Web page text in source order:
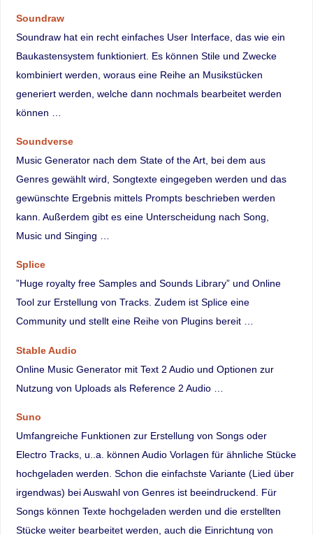
Soundraw
Soundraw hat ein recht einfaches User Interface, das wie ein
Baukastensystem funktioniert. Es können Stile und Zwecke
kombiniert werden, woraus eine Reihe an Musikstücken
generiert werden, welche dann nochmals bearbeitet werden
können …
Soundverse
Music Generator nach dem State of the Art, bei dem aus
Genres gewählt wird, Songtexte eingegeben werden und das
gewünschte Ergebnis mittels Prompts beschrieben werden
kann. Außerdem gibt es eine Unterscheidung nach Song,
Music und Singing …
Splice
”Huge royalty free Samples and Sounds Library” und Online
Tool zur Erstellung von Tracks. Zudem ist Splice eine
Community und stellt eine Reihe von Plugins bereit …
Stable Audio
Online Music Generator mit Text 2 Audio und Optionen zur
Nutzung von Uploads als Reference 2 Audio …
Suno
Umfangreiche Funktionen zur Erstellung von Songs oder
Electro Tracks, u..a. können Audio Vorlagen für ähnliche Stücke
hochgeladen werden. Schon die einfachste Variante (Lied über
irgendwas) bei Auswahl von Genres ist beeindruckend. Für
Songs können Texte hochgeladen werden und die erstellten
Stücke weiter bearbeitet werden, auch die Einrichtung von